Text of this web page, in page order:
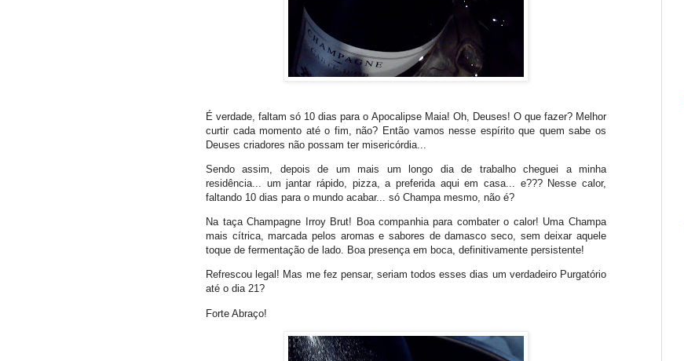
É verdade, faltam só 10 dias para o Apocalipse Maia! Oh, Deuses! O que fazer? Melhor
curtir cada momento até o fim, não? Então vamos nesse espírito que quem sabe os
Deuses criadores não possam ter misericórdia...
Sendo assim, depois de um mais um longo dia de trabalho cheguei a minha
residência... um jantar rápido, pizza, a preferida aqui em casa... e??? Nesse calor,
faltando 10 dias para o mundo acabar... só Champa mesmo, não é?
Na taça Champagne Irroy Brut! Boa companhia para combater o calor! Uma Champa
mais cítrica, marcada pelos aromas e sabores de damasco seco, sem deixar aquele
toque de fermentação de lado. Boa presença em boca, definitivamente persistente!
Refrescou legal! Mas me fez pensar, seriam todos esses dias um verdadeiro Purgatório
até o dia 21?
Forte Abraço!